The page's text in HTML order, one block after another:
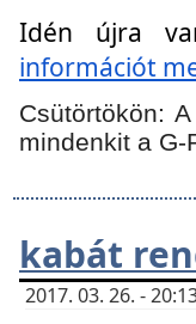
Idén újra
információt
Csütörtökön:A
mindenkit a G-
kabát
2017. 03. 26. -